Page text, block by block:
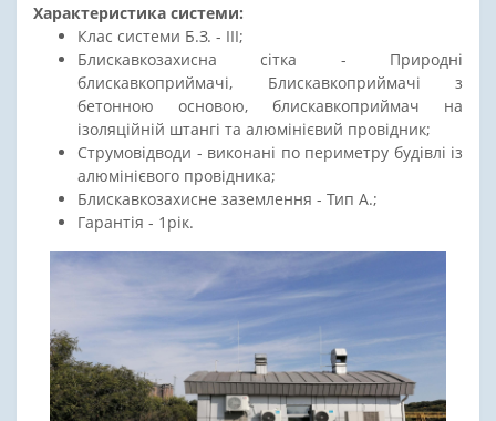
Характеристика системи:
Клас системи Б.З. - ІІІ;
Блискавкозахисна сітка - Природні
блискавкоприймачі, Блискавкоприймачі з
бетонною основою, блискавкоприймач на
ізоляційній штангі та алюмінієвий провідник;
Струмовідводи - виконані по периметру будівлі із
алюмінієвого провідника;
Блискавкозахисне заземлення - Тип А.;
Гарантія - 1рік.